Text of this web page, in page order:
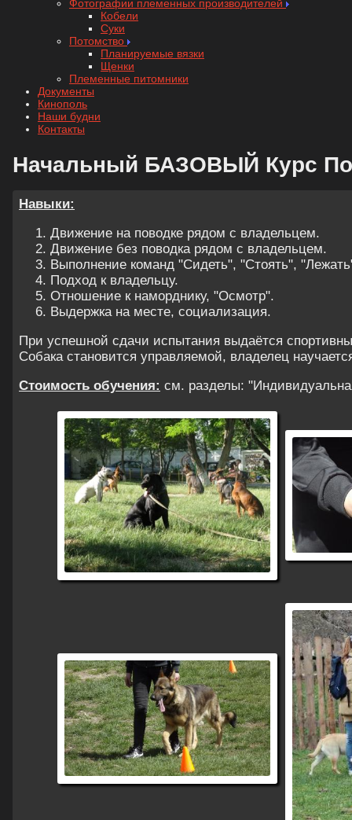
Фотографии племенных производителей
Кобели
Суки
Потомство
Планируемые вязки
Щенки
Племенные питомники
Документы
Кинополь
Наши будни
Контакты
Начальный БАЗОВЫЙ Курс
Навыки:
Движение на поводке рядом с владельцем.
Движение без поводка рядом с владельцем.
Выполнение команд "Сидеть", "Стоять",
Подход к владельцу.
Отношение к наморднику, "Осмотр".
Выдержка на месте, социализация.
При успешной сдачи испытания выдаётся
Собака становится управляемой, владелец
Стоимость обучения: см. разделы: